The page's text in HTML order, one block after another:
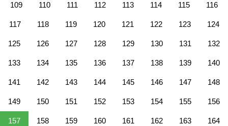
109 110 111 112 113 114 115 116
117 118 119 120 121 122 123 124
125 126 127 128 129 130 131 132
133 134 135 136 137 138 139 140
141 142 143 144 145 146 147 148
149 150 151 152 153 154 155 156
157 158 159 160 161 162 163 164